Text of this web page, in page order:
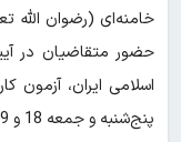
خامنه‌ای (رضوان الله
حضور متقاضیان در
پنج‌شنبه و جمعه 18 و 19 تیر ماه برگزار نمی‌شود.